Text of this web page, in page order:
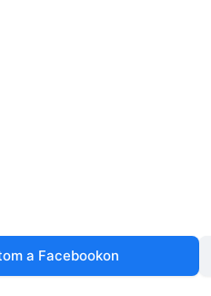
a Facebookon